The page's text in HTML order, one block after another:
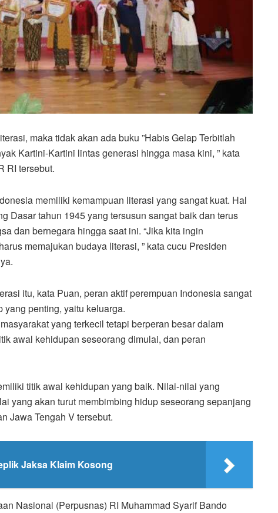
maka tidak akan ada buku ”Habis Gelap Terbitlah
Kartini-Kartini lintas generasi hingga masa kini, ” kata
RI tersebut.
memiliki kemampuan literasi yang sangat kuat. Hal
Dasar tahun 1945 yang tersusun sangat baik dan terus
dan bernegara hingga saat ini. “Jika kita ingin
memajukan budaya literasi, ” kata cucu Presiden
itu, kata Puan, peran aktif perempuan Indonesia sangat
penting, yaitu keluarga.
yang terkecil tetapi berperan besar dalam
awal kehidupan seseorang dimulai, dan peran
titik awal kehidupan yang baik. Nilai-nilai yang
yang akan turut membimbing hidup seseorang sepanjang
Jawa Tengah V tersebut.
Jaksa Klaim Kosong
Nasional (Perpusnas) RI Muhammad Syarif Bando